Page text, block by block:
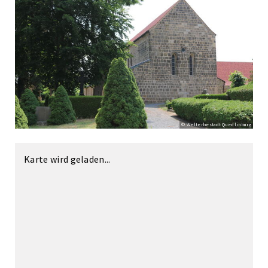
© Welterbestadt Quedlinburg
Karte wird geladen...